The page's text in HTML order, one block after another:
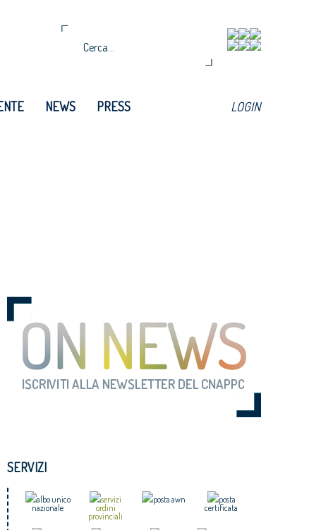
NEWS PRESS LOGIN
SERVIZI
albo unico
nazionale
servizi
ordini
provinciali
posta awn
posta
certificata